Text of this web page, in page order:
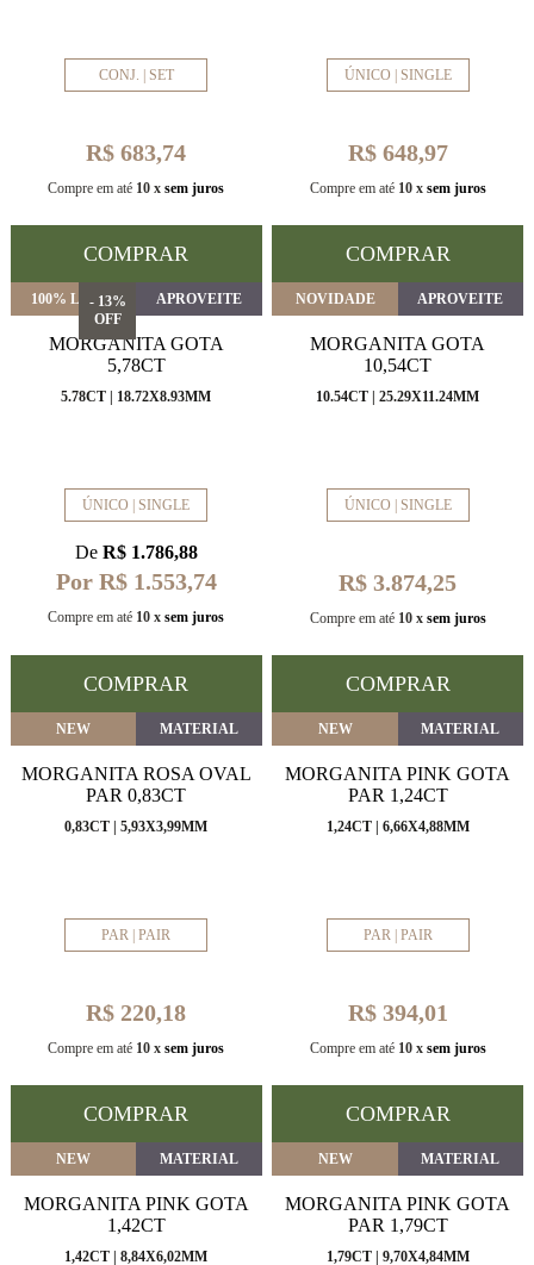
CONJ. | SET
R$ 683,74
Compre em até 10 x sem juros
COMPRAR
ÚNICO | SINGLE
R$ 648,97
Compre em até 10 x sem juros
COMPRAR
- 13%
OFF
100% LIMPA APROVEITE
MORGANITA GOTA
5,78CT
5.78CT | 18.72X8.93MM
ÚNICO | SINGLE
De R$ 1.786,88
Por R$ 1.553,74
Compre em até 10 x sem juros
COMPRAR
NOVIDADE APROVEITE
MORGANITA GOTA
10,54CT
10.54CT | 25.29X11.24MM
ÚNICO | SINGLE
R$ 3.874,25
Compre em até 10 x sem juros
COMPRAR
NEW MATERIAL
MORGANITA ROSA OVAL
PAR 0,83CT
0,83CT | 5,93X3,99MM
PAR | PAIR
R$ 220,18
Compre em até 10 x sem juros
COMPRAR
NEW MATERIAL
MORGANITA PINK GOTA
PAR 1,24CT
1,24CT | 6,66X4,88MM
PAR | PAIR
R$ 394,01
Compre em até 10 x sem juros
COMPRAR
NEW MATERIAL
MORGANITA PINK GOTA
1,42CT
1,42CT | 8,84X6,02MM
NEW MATERIAL
MORGANITA PINK GOTA
PAR 1,79CT
1,79CT | 9,70X4,84MM